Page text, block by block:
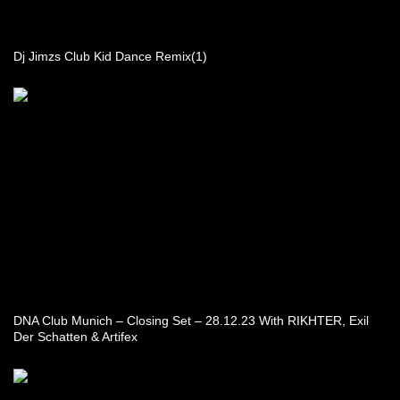
Dj Jimzs Club Kid Dance Remix(1)
DNA Club Munich – Closing Set – 28.12.23 With RIKHTER, Exil
Der Schatten & Artifex